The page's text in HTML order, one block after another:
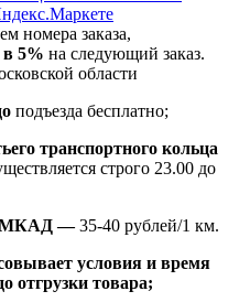
номера заказа,
в 5% на следующий заказ.
области
подъезда бесплатно;
транспортного кольца
строго 23.00 до
МКАД —35-40 рублей/1 км.
условия и время
отгрузки товара;